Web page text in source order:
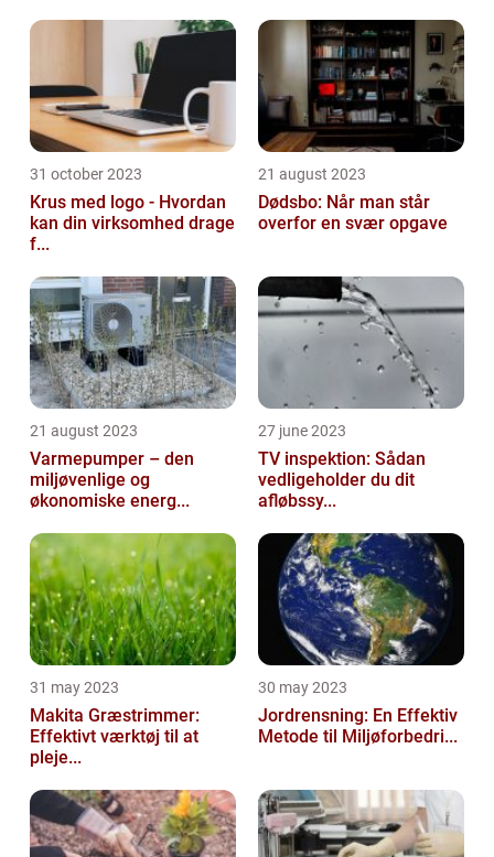
31 october 2023
Krus med logo - Hvordan
kan din virksomhed drage
f...
21 august 2023
Dødsbo: Når man står
overfor en svær opgave
21 august 2023
Varmepumper – den
miljøvenlige og
økonomiske energ...
27 june 2023
TV inspektion: Sådan
vedligeholder du dit
afløbssy...
31 may 2023
Makita Græstrimmer:
Effektivt værktøj til at
pleje...
30 may 2023
Jordrensning: En Effektiv
Metode til Miljøforbedri...